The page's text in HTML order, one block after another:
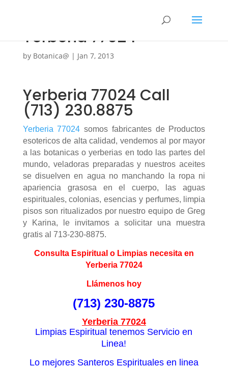
Yerberia 77024
by Botanica@ | Jan 7, 2013
Yerberia 77024 Call
(713) 230.8875
Yerberia 77024 somos fabricantes de Productos
esotericos de alta calidad, vendemos al por mayor
a las botanicas o yerberias en todo las partes del
mundo, veladoras preparadas y nuestros aceites
se disuelven en agua no manchando la ropa ni
apariencia grasosa en el cuerpo, las aguas
espirituales, colonias, esencias y perfumes, limpia
pisos son ritualizados por nuestro equipo de Greg
y Karina, le invitamos a solicitar una muestra
gratis al 713-230-8875.
Consulta Espiritual o Limpias necesita en
Yerberia 77024
Llámenos hoy
(713) 230-8875
Yerberia 77024
Limpias Espiritual tenemos Servicio en
Linea!
Lo mejores Santeros Espirituales en linea